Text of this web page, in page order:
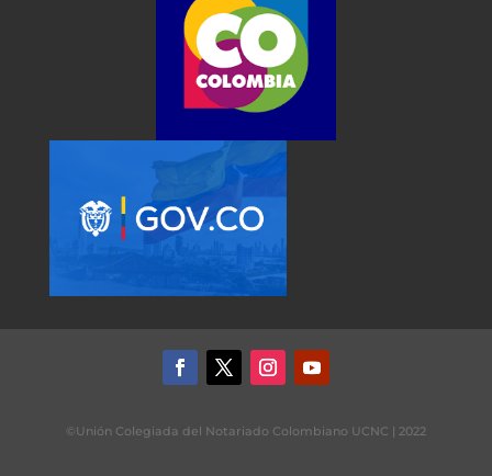
©Unión Colegiada del Notariado Colombiano UCNC | 2022